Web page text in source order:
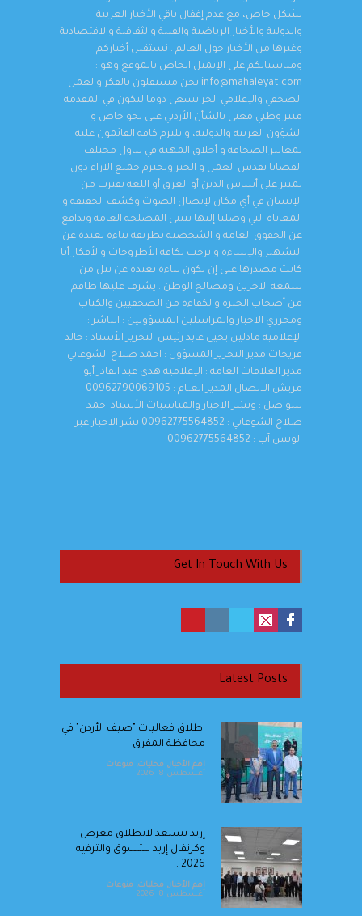
بشكل خاص، مع عدم إغفال باقي الأخبار العربية
والدولية والأخبار الرياضية والفنية والثقافية والاقتصادية
وغيرها من الأخبار حول العالم . نستقبل أخباركم
ومناسباتكم على الإيميل الخاص بالموقع وهو :
info@mahaleyat.com نحن مستقلون بالفكر والعمل
الصحفي والإعلامي الحر نسعى دوما لنكون في المقدمة
منبر وطني معنى بالشأن الأردني على نحو خاص و
الشؤون العربية والدولية، و يلتزم كافة القائمون عليه
بمعايير الصحافة و أخلاق المهنة في تناول مختلف
القضايا نقدس العمل و الخبر ونحترم جميع الآراء دون
تمييز على أساس الدين أو العرق أو اللغة نقترب من
الإنسان في أي مكان لإيصال الصوت وكشف الحقيقة و
المعاناة التي وصلنا إليها نتبنى المصلحة العامة وندافع
عن الحقوق العامة و الشخصية بطريقة بناءة بعيدة عن
التشهير والإساءة و نرحب بكافة الأطروحات والأفكار أيا
كانت مصدرها على إن تكون بناءة بعيدة عن نيل من
سمعة الآخرين ومصالح الوطن . يشرف عليها طاقم
من أصحاب الخبرة والكفاءة من الصحفيين والكتاب
ومحرري الاخبار والمراسلين المسؤولين : الناشر :
الإعلامية مادلين يحيى عابد رئيس التحرير الأستاذ : خالد
فريحات مدير التحرير المسؤول : احمد صلاح الشوعاني
مدير العلاقات العامة : الإعلامية هدى عبد القادر أبو
مريش الاتصال المدير العــام : 00962790069105
للتواصل : ونشر الاخبار والمناسبات الأستاذ احمد
صلاح الشوعاني : 00962775564852 نشر الاخبار عبر
الوتس آب : 00962775564852
Get In Touch With Us
Latest Posts
اطلاق فعاليات "صيف الأردن" في
محافظة المفرق
اهم الأخبار, محليات, منوعات
أغسطس 8, 2026
إربد تستعد لانطلاق معرض
وكرنفال إربد للتسوق والترفيه
2026 .
اهم الأخبار, محليات, منوعات
أغسطس 8, 2026